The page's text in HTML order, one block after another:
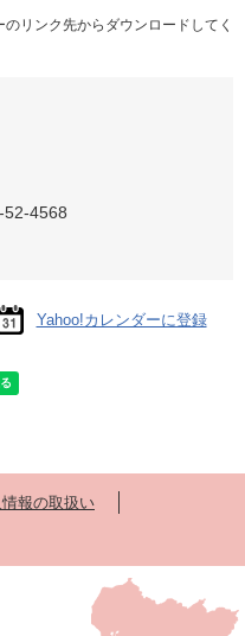
リンク先からダウンロードしてく
52-4568
Yahoo!カレンダーに登録
報の取扱い